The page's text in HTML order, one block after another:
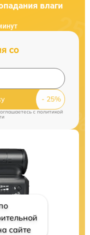
влаги
со
cполитикой
сайте